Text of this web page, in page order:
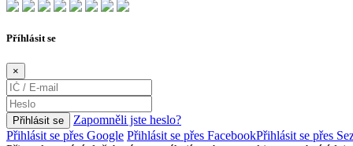
Příhlásit se
×
Přihlásit se
Zapomněli jste heslo?
Přihlásit se přes Google Přihlásit se přes FacebookPřihlásit se přes